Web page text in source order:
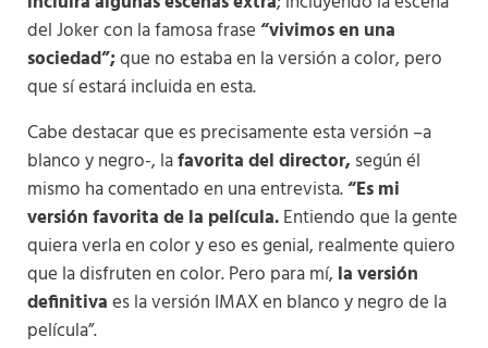
del Joker con la famosa frase“vivimos en una
sociedad”;que no estaba en la versión a color, pero
que sí estará incluida en esta.
Cabe destacar que es precisamente esta versión –a
blanco y negro-, lafavorita del director, según él
mismo ha comentado en una entrevista.“Es mi
versión favorita de la película.Entiendo que la gente
quiera verla en color y eso es genial, realmente quiero
que la disfruten en color. Pero para mí, laversión
definitivaes la versión IMAX en blanco y negro de la
película”.